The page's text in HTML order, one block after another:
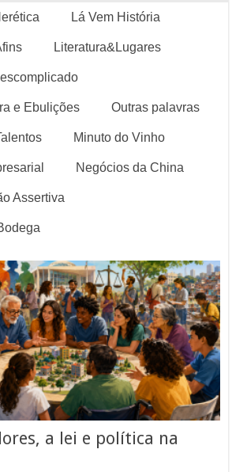
Lá Vem História
Literatura&Lugares
e Ebulições Outras palavras
Minuto do Vinho
Negócios da China
Assertiva
a lei e política na